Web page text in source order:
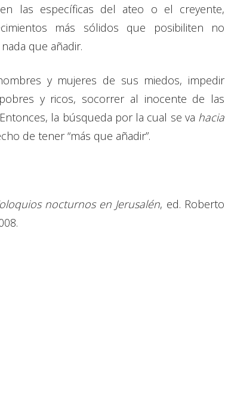
las específicas del ateo o el creyente,
más sólidos que posibiliten no
que añadir.
y mujeres de sus miedos, impedir
y ricos, socorrer al inocente de las
la búsqueda por la cual se va hacia
de tener “más que añadir”.
nocturnos en Jerusalén, ed. Roberto